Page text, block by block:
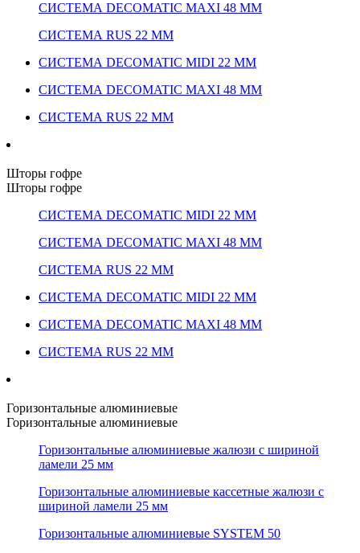
СИСТЕМА DECOMATIC MAXI 48 ММ
СИСТЕМА RUS 22 ММ
СИСТЕМА DECOMATIC MIDI 22 ММ
СИСТЕМА DECOMATIC MAXI 48 ММ
СИСТЕМА RUS 22 ММ
Шторы гофре
Шторы гофре
СИСТЕМА DECOMATIC MIDI 22 ММ
СИСТЕМА DECOMATIC MAXI 48 ММ
СИСТЕМА RUS 22 ММ
СИСТЕМА DECOMATIC MIDI 22 ММ
СИСТЕМА DECOMATIC MAXI 48 ММ
СИСТЕМА RUS 22 ММ
Горизонтальные алюминиевые
Горизонтальные алюминиевые
Горизонтальные алюминиевые жалюзи с шириной
ламели 25 мм
Горизонтальные алюминиевые кассетные жалюзи с
шириной ламели 25 мм
Горизонтальные алюминиевые SYSTEM 50